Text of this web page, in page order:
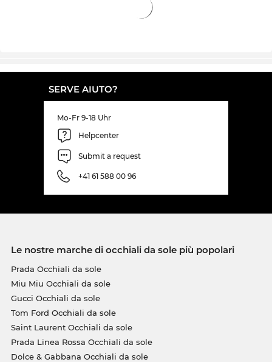
SERVE AIUTO?
Mo-Fr 9-18 Uhr
Helpcenter
Submit a request
+41 61 588 00 96
Le nostre marche di occhiali da sole più popolari
Prada Occhiali da sole
Miu Miu Occhiali da sole
Gucci Occhiali da sole
Tom Ford Occhiali da sole
Saint Laurent Occhiali da sole
Prada Linea Rossa Occhiali da sole
Dolce & Gabbana Occhiali da sole